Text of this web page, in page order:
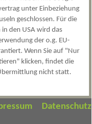
med.
unter Einbeziehung
geschlossen. Für die
den USA wird das
der o.g. EU-
Wenn Sie auf "Nur
klicken, findet die
nicht statt.
Datenschutz